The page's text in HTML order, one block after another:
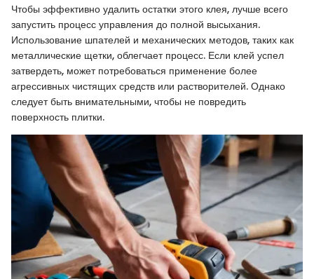
Чтобы эффективно удалить остатки этого клея, лучше всего
запустить процесс управления до полной высыхания.
Использование шпателей и механических методов, таких как
металлические щетки, облегчает процесс. Если клей успел
затвердеть, может потребоваться применение более
агрессивных чистящих средств или растворителей. Однако
следует быть внимательными, чтобы не повредить
поверхность плитки.